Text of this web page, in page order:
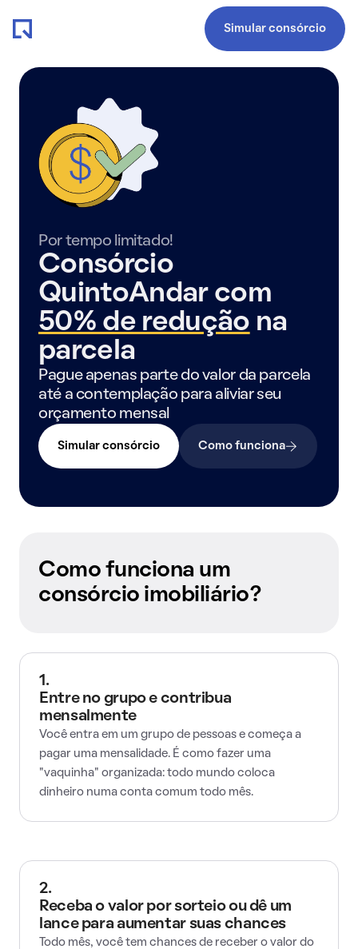
Simular consórcio
Por tempo limitado!
Consórcio
QuintoAndar com
50% de redução na
parcela
Pague apenas parte do valor da parcela
até a contemplação para aliviar seu
orçamento mensal
Simular consórcio Como funciona
Como funciona um
consórcio imobiliário?
1.
Entre no grupo e contribua
mensalmente
Você entra em um grupo de pessoas e começa a
pagar uma mensalidade. É como fazer uma
"vaquinha" organizada: todo mundo coloca
dinheiro numa conta comum todo mês.
2.
Receba o valor por sorteio ou dê um
lance para aumentar suas chances
Todo mês, você tem chances de receber o valor do